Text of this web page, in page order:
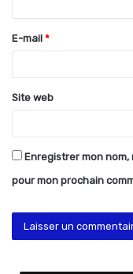
e
*
E-mail *
Site web
Enregistrer mon
pour mon prochain